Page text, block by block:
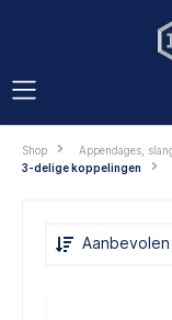
Shop Appendages,
3-delige koppelingen
Aanbevolen